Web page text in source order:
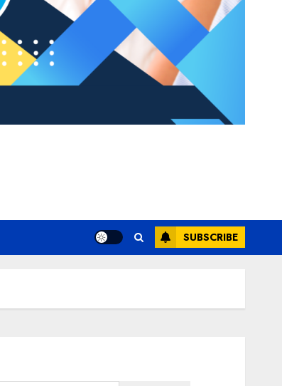
SUBSCRIBE